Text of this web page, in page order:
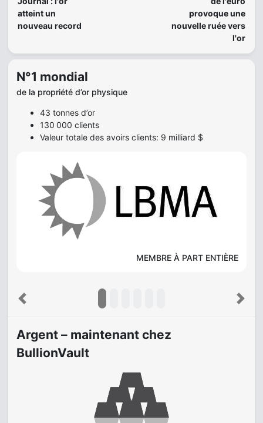
atteint un
nouveau record
provoque une
nouvelle ruée vers
l'or
N°1 mondial
de la propriété d’or physique
43 tonnes d’or
130 000 clients
Valeur totale des avoirs clients: 9 milliard $
MEMBRE À PART ENTIÈRE
Previous Next
Argent – maintenant chez
BullionVault